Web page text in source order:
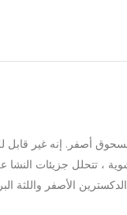
أصفر. إنه غير قابل
، تتحلل جزيئات
الأصفر واللثة